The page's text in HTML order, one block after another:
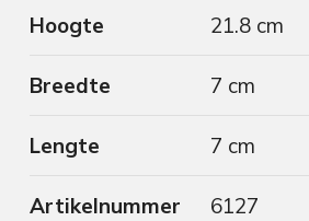
Hoogte 21.8 cm
Breedte 7 cm
Lengte 7 cm
Artikelnummer 6127